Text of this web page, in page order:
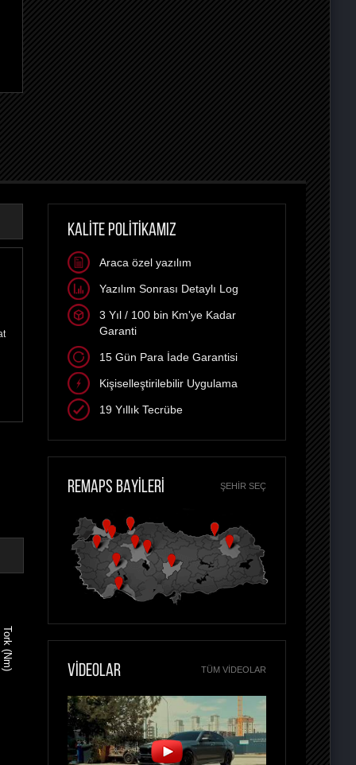
Tork (Nm)
KALİTE POLİTİKAMIZ
Araca özel yazılım
Yazılım Sonrası Detaylı Log
3 Yıl / 100 bin Km'ye Kadar
Garanti
15 Gün Para İade Garantisi
Kişiselleştirilebilir Uygulama
19 Yıllık Tecrübe
REMAPS BAYİLERİ ŞEHIR SEÇ
VİDEOLAR TÜM VIDEOLAR